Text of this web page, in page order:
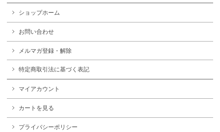
ショップホーム
お問い合わせ
メルマガ登録・解除
特定商取引法に基づく表記
マイアカウント
カートを見る
プライバシーポリシー